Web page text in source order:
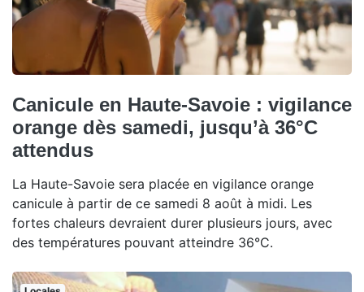
Canicule en Haute-Savoie : vigilance
orange dès samedi, jusqu’à 36°C
attendus
La Haute-Savoie sera placée en vigilance orange
canicule à partir de ce samedi 8 août à midi. Les
fortes chaleurs devraient durer plusieurs jours, avec
des températures pouvant atteindre 36°C.